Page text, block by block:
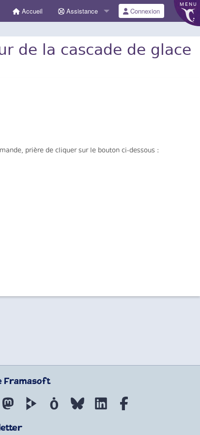
MENU
Accueil Assistance Connexion
de la cascade de glace
prière de cliquer sur le bouton ci-dessous :
Framasoft
RSS MastodonPeerTube Mobilizon Bluesky LinkedIn